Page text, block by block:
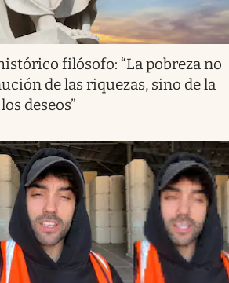
filósofo: “La pobreza no
de las riquezas, sino de la
deseos”